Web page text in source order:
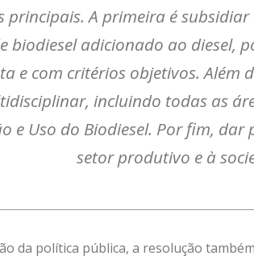
A primeira é subsidiar
biodiesel adicionado ao diesel,
e com critérios objetivos. Além
incluindo todas as
e Uso do Biodiesel. Por fim,
setor produtivo e à
da política pública, a resolução